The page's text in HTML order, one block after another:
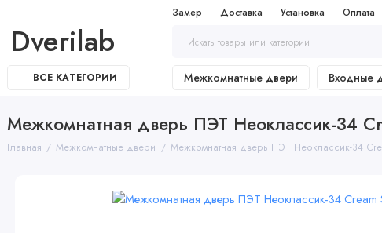
Замер Доставка Установка Оплата
Dverilab
ВСЕ КАТЕГОРИИ Межкомнатные двери Входные
Межкомнатная дверь ПЭТ Неоклассик-34
Главная Межкомнатные двери Межкомнатная дверь ПЭТ Неоклассик-34